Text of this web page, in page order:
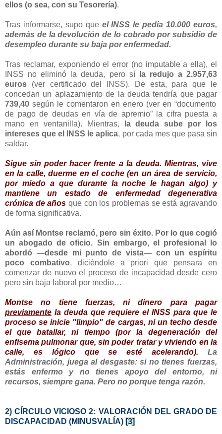
ellos (o sea, con su Tesorería).
Tras informarse, supo que el INSS le pedía 10.000 euros,
además de la devolución de lo cobrado por subsidio de
desempleo durante su baja por enfermedad.
Tras reclamar, exponiendo el error (no imputable a ella), el
INSS no eliminó la deuda, pero sí
la redujo a 2.957,63
euros (ver certificado del INSS). De esta, para que le
concedan un aplazamiento de la deuda tendría que pagar
739,40 según le comentaron en enero (ver en “documento
de pago de deudas en vía de apremio” la cifra puesta a
mano en ventanilla). Mientras,
la deuda sube por los
intereses que el INSS le aplica, por cada mes que pasa sin
saldar.
Sigue sin poder hacer frente a la deuda. Mientras, vive
en la calle, duerme en el coche (en un área de servicio,
por miedo a que durante la noche le hagan algo) y
mantiene un estado de enfermedad degenerativa
crónica de años que con los problemas se está agravando
de forma significativa.
Aún así Montse reclamó, pero sin éxito. Por lo que cogió
un abogado de oficio. Sin embargo, el profesional lo
abordó —desde mi punto de vista— con un espíritu
poco combativo, diciéndole a priori que pensara en
comenzar de nuevo el proceso de incapacidad desde cero
pero sin baja laboral por medio…
Montse no tiene fuerzas, ni dinero para pagar
previamente la deuda que requiere el INSS para que le
proceso se inicie "limpio" de cargas, ni un techo desde
el que batallar, ni tiempo (por la degeneración del
enfisema pulmonar que, sin poder tratar y viviendo en la
calle, es lógico que se esté acelerando).
La
Administración, juega al desgaste: si no tienes fuerzas,
estás enfermo y no tienes apoyo del entorno, ni
recursos, siempre gana. Pero no porque tenga razón.
2) CÍRCULO VICIOSO 2: VALORACIÓN DEL GRADO DE
DISCAPACIDAD (MINUSVALÍA) [3]